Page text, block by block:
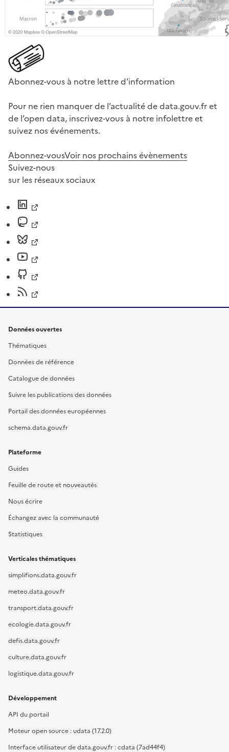
Abonnez-vous à notre lettre d'information
Pour ne rien manquer de l’actualité de data.gouv.fr et
de l’open data, inscrivez-vous à notre infolettre et
suivez nos événements.
Abonnez-vousVoir nos prochains évènements
Suivez-nous
sur les réseaux sociaux
Données ouvertes
Thématiques
Données de référence
Catalogue de données
Suivre les publications des données
Portail des données européennes
schema.data.gouv.fr
Plateforme
Guides
Feuille de route et nouveautés
Nous écrire
Échangez avec la communauté
Statistiques
Verticales thématiques
simplifions.data.gouv.fr
meteo.data.gouv.fr
transport.data.gouv.fr
ecologie.data.gouv.fr
defis.data.gouv.fr
culture.data.gouv.fr
logistique.data.gouv.fr
Développement
API du portail
Moteur open source : udata (17.2.0)
Interface utilisateur de data.gouv.fr : cdata (7ad44f4)